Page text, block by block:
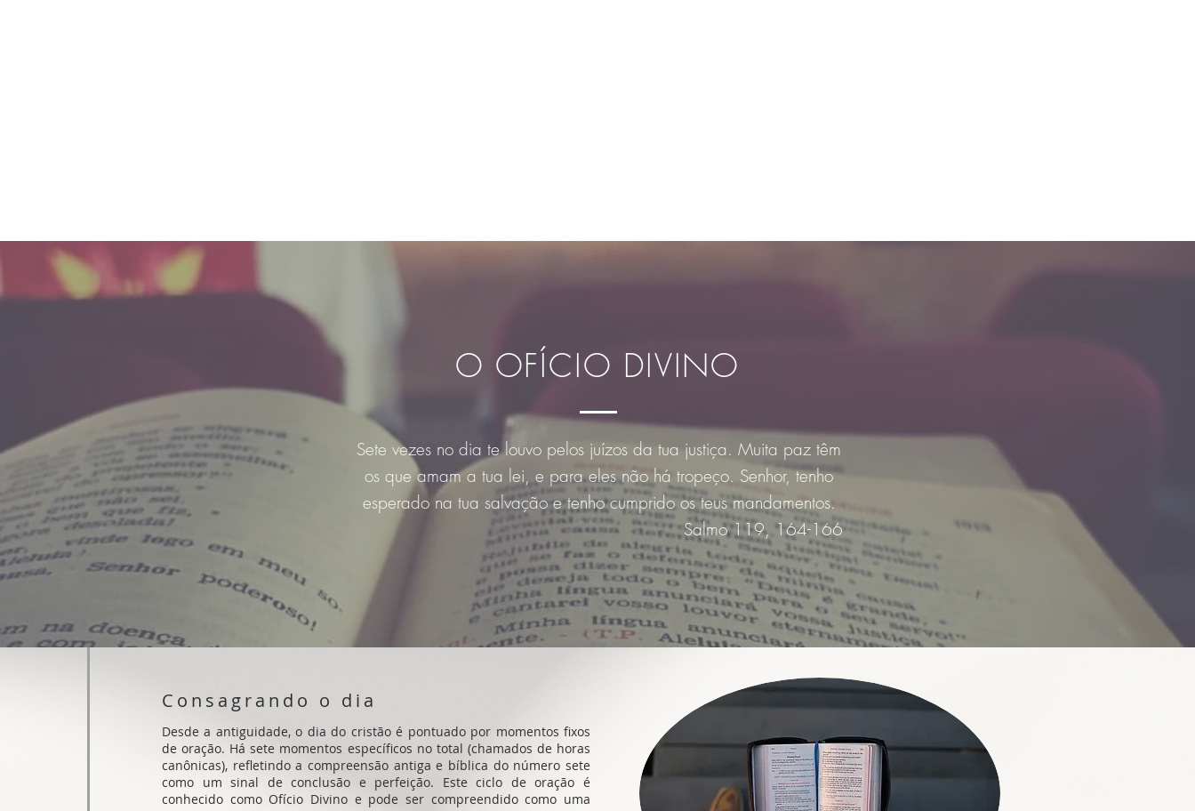
O OFÍCIO DIVINO
Sete vezes no dia te louvo pelos juízos da tua justiça. Muita paz têm
os que amam a tua lei, e para eles não há tropeço. Senhor, tenho
esperado na tua salvação e tenho cumprido os teus mandamentos.
Salmo 119, 164-166
Consagrando o dia
Desde a antiguidade, o dia do cristão é pontuado por momentos fixos
de oração. Há sete momentos específicos no total (chamados de horas
canônicas), refletindo a compreensão antiga e bíblica do número sete
como um sinal de conclusão e perfeição. Este ciclo de oração é
conhecido como Ofício Divino e pode ser compreendido como uma